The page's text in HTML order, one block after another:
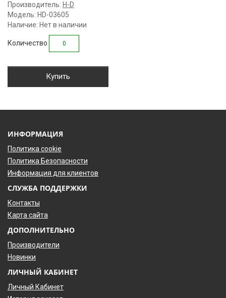
Производитель: H-D
Модель: HD-03605
Наличие: Нет в наличии
Количество
Купить
ИНФОРМАЦИЯ
Политика cookie
Политика Безопасности
Информация для клиентов
СЛУЖБА ПОДДЕРЖКИ
Контакты
Карта сайта
ДОПОЛНИТЕЛЬНО
Производители
Новинки
ЛИЧНЫЙ КАБИНЕТ
Личный Кабинет